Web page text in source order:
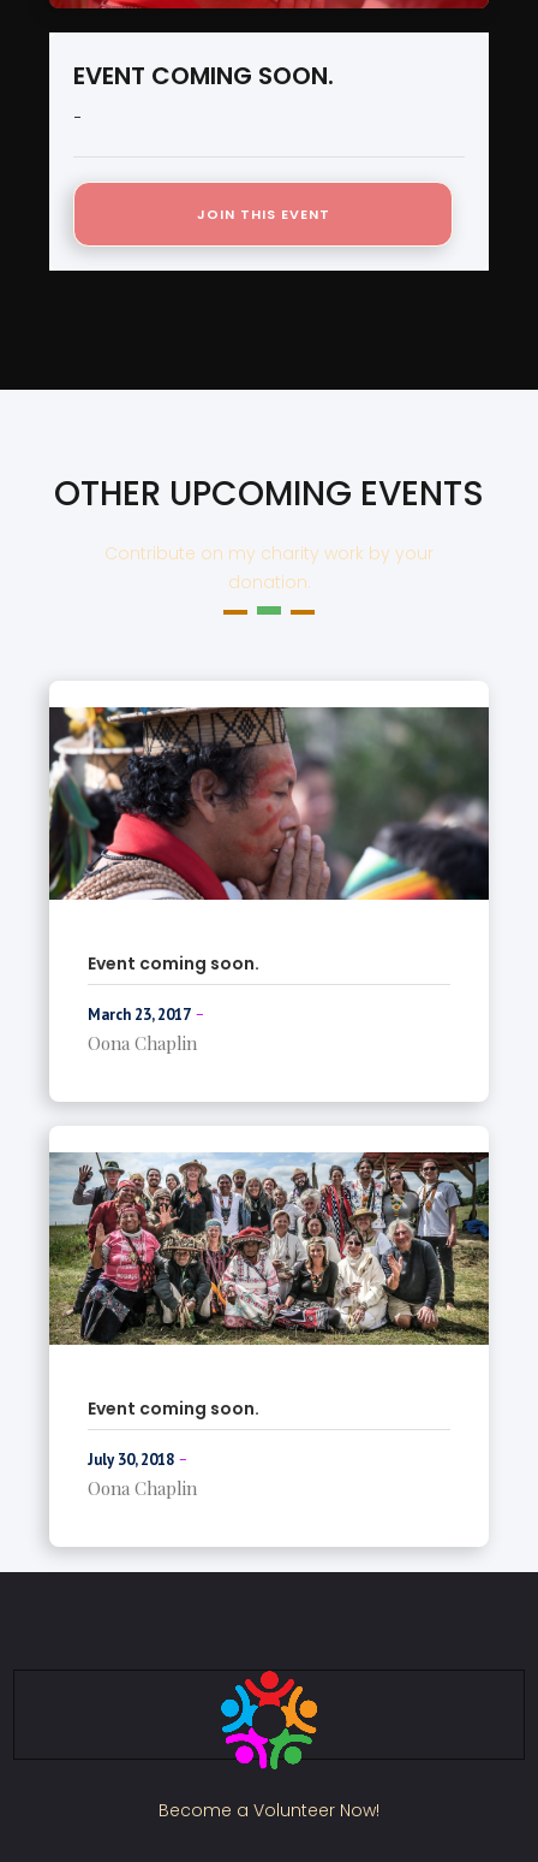
EVENT COMING SOON.
-
JOIN THIS EVENT
OTHER UPCOMING EVENTS
Contribute on my charity work by your
donation.
Event coming soon.
March 23, 2017 -
Oona Chaplin
Event coming soon.
July 30, 2018 -
Oona Chaplin
Become a Volunteer Now!